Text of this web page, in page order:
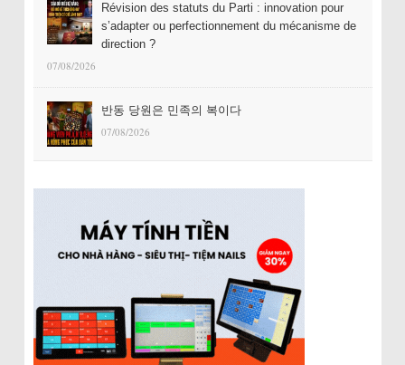
Révision des statuts du Parti : innovation pour
s’adapter ou perfectionnement du mécanisme de
direction ?
07/08/2026
반동 당원은 민족의 복이다
07/08/2026